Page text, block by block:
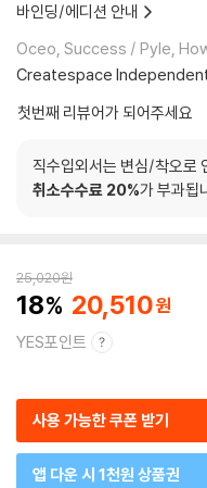
바인딩/에디션 안내
Oceo, Success / Pyle,
Createspace
첫번째 리뷰어가 되어주세요
직수입외서는 변심/착오로
취소수수료 20%가 부과됩
25,020원
18 20,510
YES포인트
사용 가능한 쿠폰 받기
앱 다운 시 1천원 상품권